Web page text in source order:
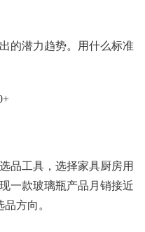
的潜力趋势。用什么标准
品工具，选择家具厨房用
一款玻璃瓶产品月销接近
方向。